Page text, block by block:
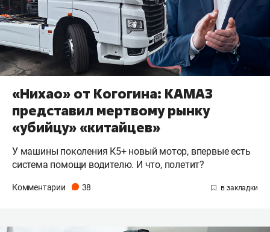
«Нихао» от Когогина: КАМАЗ
представил мертвому рынку
«убийцу» «китайцев»
У машины поколения К5+ новый мотор, впервые есть
система помощи водителю. И что, полетит?
Комментарии 38